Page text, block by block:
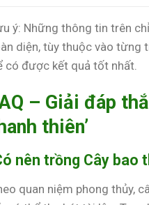
ý: Những thông tin trên
diện, tùy thuộc vào từng
có được kết quả tốt nhất.
– Giải đáp
thiên’
nên trồng Cây bao
quan niệm phong thủy,